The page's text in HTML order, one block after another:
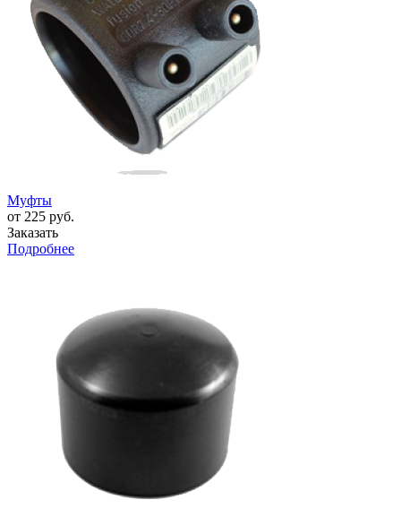
Муфты
от 225 руб.
Заказать
Подробнее